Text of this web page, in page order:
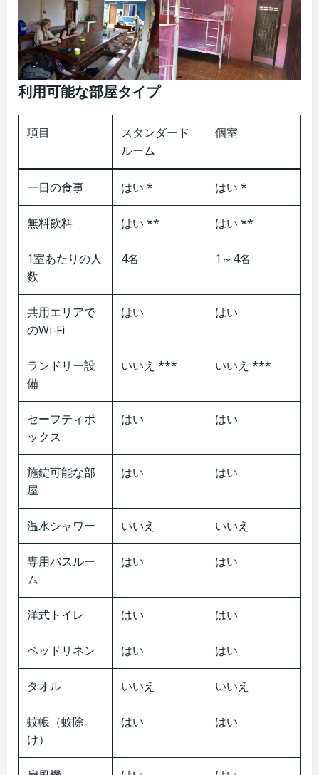
利用可能な部屋タイプ
項目
スタンダード
ルーム
個室
一日の食事 はい * はい *
無料飲料 はい ** はい **
1室あたりの人
数
4名 1～4名
共用エリアで
のWi-Fi
はい はい
ランドリー設
備
いいえ *** いいえ ***
セーフティボ
ックス
はい はい
施錠可能な部
屋
はい はい
温水シャワー いいえ いいえ
専用バスルー
ム
はい はい
洋式トイレ はい はい
ベッドリネン はい はい
タオル いいえ いいえ
蚊帳（蚊除
け）
はい はい